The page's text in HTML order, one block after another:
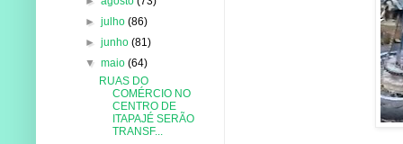
►julho(86)
►junho(81)
▼maio(64)
RUAS DO
COMÉRCIO NO
CENTRO DE
ITAPAJÉ SERÃO
TRANSF...